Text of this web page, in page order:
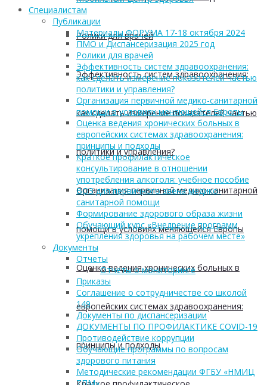
Ролики для врачей
Эффективность систем здравоохранения:
как сделать измерение показателей частью
политики и управления?
Организация первичной медико-санитарной
помощи в условиях меняющейся Европы
Оценка ведения хронических больных в
европейских системах здравоохранения:
принципы и подходы
Cпециалистам
Публикации
Материалы ФОРУМА 17-18 октября 2024
ПМО и Диспансеризация 2025 год
Ролики для врачей
Эффективность систем здравоохранения:
как сделать измерение показателей частью
политики и управления?
Организация первичной медико-санитарной
помощи в условиях меняющейся Европы
Оценка ведения хронических больных в
европейских системах здравоохранения:
принципы и подходы
Краткое профилактическое
консультирование в отношении
употребления алкоголя: учебное пособие
ВОЗ для первичного звена медико-
санитарной помощи
Формирование здорового образа жизни
Обучающий курс «Внедрение программ
укрепления здоровья на рабочем месте»
Документы
Отчеты
Отчеты о мониторинге
Приказы
Соглашение о сотрудничестве со школой
149
Документы по диспансеризации
ДОКУМЕНТЫ ПО ПРОФИЛАКТИКЕ COVID-19
Противодействие коррупции
Обучающие программы по вопросам
здорового питания
Методические рекомендации ФГБУ «НМИЦ